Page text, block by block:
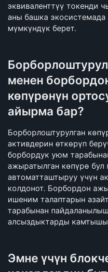
эквиваленттүү токенди
аны башка экосистемада
мүмкүндүк берет.
менен
көпүрөнүн
айырма бар?
Борборлоштурулган
активдерин өткөрүп
борбордук уюм
ажыратылган көпүрө бул
автоматташтыруу үчүн
колдонот. Борбордон
ишеним талаптарын
тарабынан
алсыздыктарды
Эмне үчүн